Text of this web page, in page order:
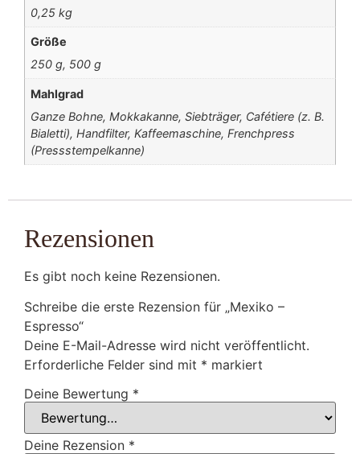
0,25 kg
Größe
250 g, 500 g
Mahlgrad
Ganze Bohne, Mokkakanne, Siebträger, Cafétiere (z. B.
Bialetti), Handfilter, Kaffeemaschine, Frenchpress
(Pressstempelkanne)
Rezensionen
Es gibt noch keine Rezensionen.
Schreibe die erste Rezension für „Mexiko –
Espresso“
Deine E-Mail-Adresse wird nicht veröffentlicht.
Erforderliche Felder sind mit * markiert
Deine Bewertung *
Deine Rezension *